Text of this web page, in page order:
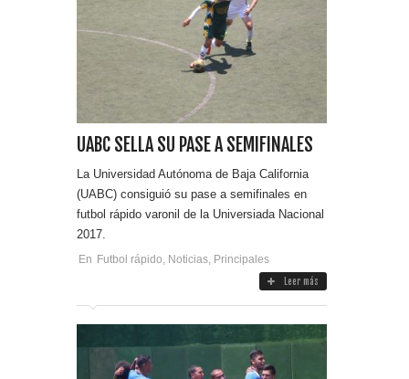
UABC SELLA SU PASE A SEMIFINALES
La Universidad Autónoma de Baja California
(UABC) consiguió su pase a semifinales en
futbol rápido varonil de la Universiada Nacional
2017.
En Futbol rápido Noticias Principales
Leer más